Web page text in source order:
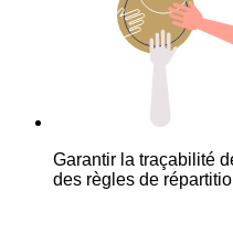
Garantir la traçabilité
des règles de